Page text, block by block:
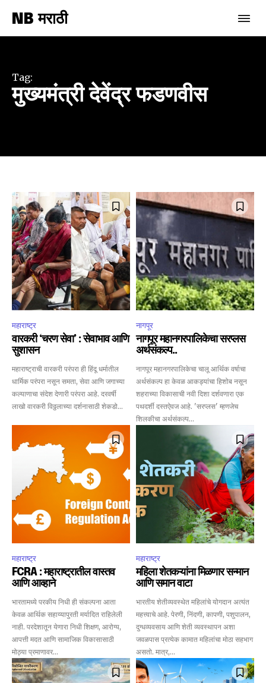
Join our community of
SUBSCRIBERS and be part of the
conversation.
or click the subscribe button below. Don't worry, we respect
your privacy and won't spam your inbox. Your information is
safe with us.
SUBSCRIBE
NB मराठी
Tag:
मुख्यमंत्री देवेंद्र फडणवीस
महाराष्ट्र
वारकरी ‘चरण सेवा’ : सेवाभाव आणि
सुशासन
महाराष्ट्राची वारकरी परंपरा ही हिंदू धर्मातील
धार्मिक परंपरा नसून समता, सेवा आणि जगाच्या
कल्याणाचा संदेश देणारी परंपरा आहे. दरवर्षी
लाखो वारकरी विठ्ठलाच्या दर्शनासाठी शेकडो...
नागपूर
नागपूर महानगरपालिकेचा सरप्लस
अर्थसंकल्प..
नागपूर महानगरपालिकेचा चालू आर्थिक वर्षाचा
अर्थसंकल्प हा केवळ आकड्यांचा हिशोब नसून
शहराच्या विकासाची नवी दिशा दर्शवणारा एक
पथदर्शी दस्तऐवज आहे. 'सरप्लस' म्हणजेच
शिलकीचा अर्थसंकल्प...
महाराष्ट्र
FCRA : महाराष्ट्रातील वास्तव
आणि आव्हाने
भारतामध्ये परकीय निधी ही संकल्पना आता
केवळ आर्थिक सहाय्यापुरती मर्यादित राहिलेली
नाही. परदेशातून येणारा निधी शिक्षण, आरोग्य,
आपत्ती मदत आणि सामाजिक विकासासाठी
मोठ्या प्रमाणावर...
महाराष्ट्र
महिला शेतकऱ्यांना मिळणार सन्मान
आणि समान वाटा
भारतीय शेतीव्यवस्थेत महिलांचे योगदान अत्यंत
महत्त्वाचे आहे. पेरणी, निंदणी, कापणी, पशुपालन,
दुग्धव्यवसाय आणि शेती व्यवस्थापन अशा
जवळपास प्रत्येक कामात महिलांचा मोठा सहभाग
असतो. मात्र,...